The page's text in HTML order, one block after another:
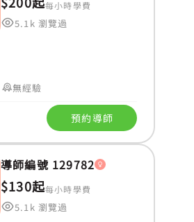
每小時學費
5.1k 瀏覽過
無經驗
預約導師
導師編號 129782
$130起每小時學費
5.1k 瀏覽過